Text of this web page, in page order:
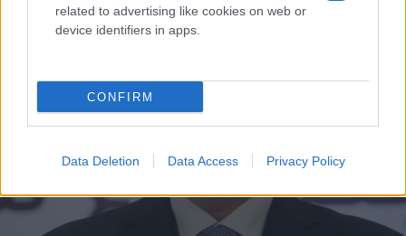
related to advertising like cookies on web or
device identifiers in apps.
CONFIRM
Data Deletion Data Access Privacy Policy